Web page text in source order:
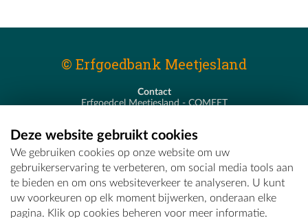
© Erfgoedbank Meetjesland
Contact
Erfgoedcel Meetjesland - COMEET
T - 09 373 75 96
E -erfgoedcel@comeet.be
Deze website gebruikt cookies
We gebruiken cookies op onze website om uw
gebruikerservaring te verbeteren, om social media tools aan
te bieden en om ons websiteverkeer te analyseren. U kunt
uw voorkeuren op elk moment bijwerken, onderaan elke
pagina. Klik op cookies beheren voor meer informatie.